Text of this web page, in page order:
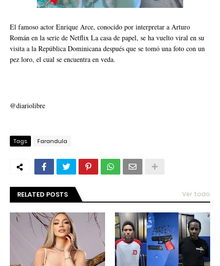
El famoso actor Enrique Arce, conocido por interpretar a Arturo
Román en la serie de Netflix La casa de papel, se ha vuelto viral en su
visita a la República Dominicana después que se tomó una foto con un
pez loro, el cual se encuentra en veda.
@diariolibre
Tags Farandula
RELATED POSTS Ver todo